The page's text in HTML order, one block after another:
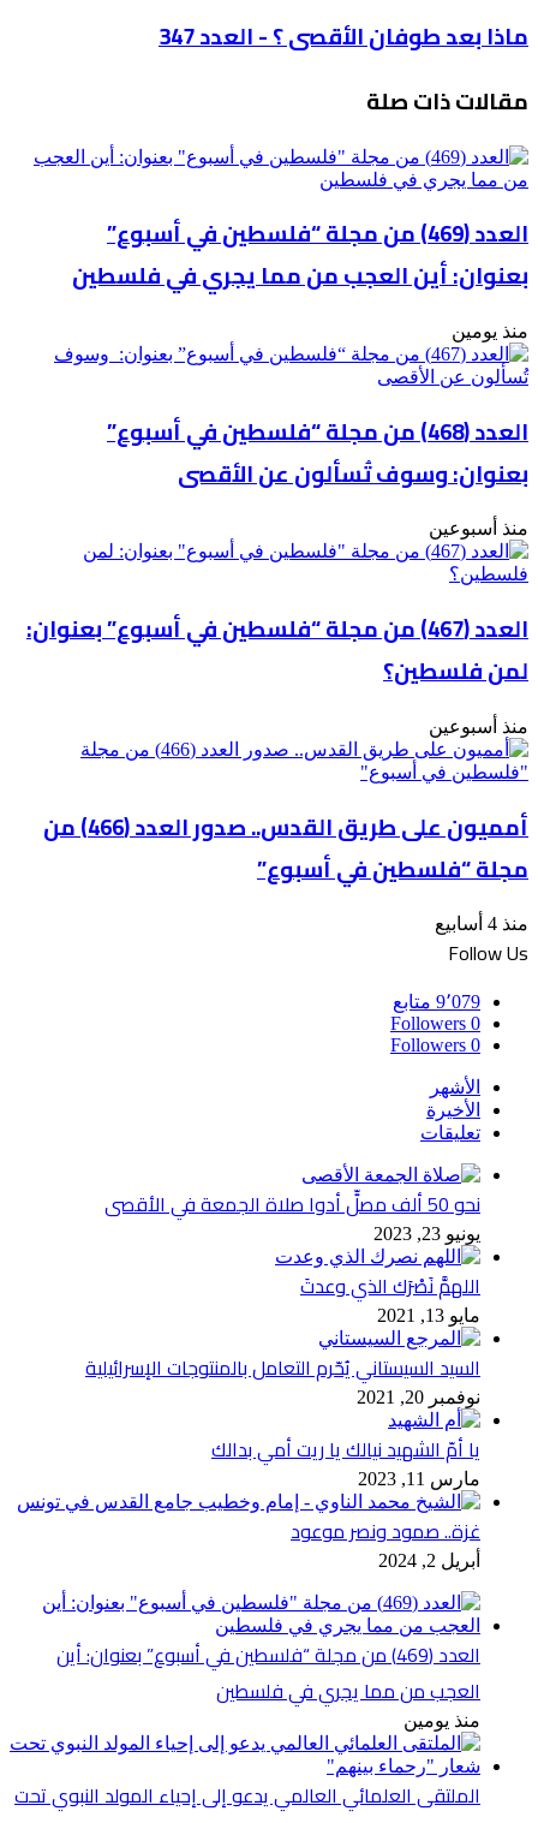
ننتظر
لدخول
وجاهزون
للاستشهاد
ماذا
بعد
الأقصى
العدد
347
ماذا بعد طوفان الأقصى ؟ - العدد 347
مقالات ذات صلة
العدد (469) من مجلة “فلسطين في أسبوع”
بعنوان: أين العجب من مما يجري في فلسطين
منذ يومين
العدد (468) من مجلة “فلسطين في أسبوع”
بعنوان: وسوف تُسألون عن الأقصى
منذ أسبوعين
العدد (467) من مجلة “فلسطين في أسبوع” بعنوان:
لمن فلسطين؟
منذ أسبوعين
أمميون على طريق القدس.. صدور العدد (466) من
مجلة “فلسطين في أسبوع”
منذ 4 أسابيع
Follow Us
9٬079 متابع
0
Followers
0
Followers
الأشهر
الأخيرة
تعليقات
نحو 50 ألف مصلٍّ أدوا صلاة الجمعة في الأقصى
يونيو 23, 2023
اللهمَّ نَصْرَك الذي وعدتَ
مايو 13, 2021
السيد السيستاني يُحّرم التعامل بالمنتوجات الإسرائيلية
نوفمبر 20, 2021
يا أمّ الشهيد نيالك يا ريت أمي بدالك
مارس 11, 2023
غزة.. صمود ونصر موعود
أبريل 2, 2024
العدد (469) من مجلة “فلسطين في أسبوع” بعنوان: أين
العجب من مما يجري في فلسطين
منذ يومين
الملتقى العلمائي العالمي يدعو إلى إحياء المولد النبوي تحت